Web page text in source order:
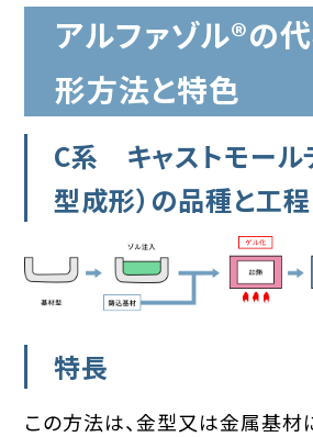
アルファゾル®︎の
形方法と特色
C系 キャストモール
型成形）の品種と工程
特長
この方法は、金型又は金属基材